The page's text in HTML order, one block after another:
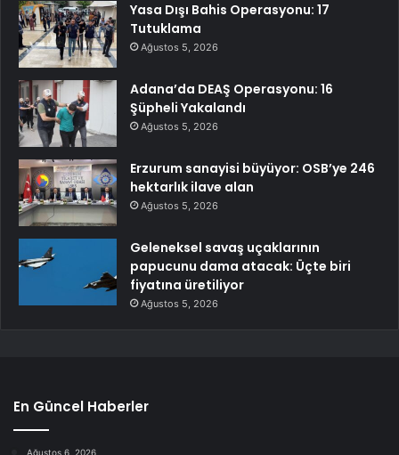
Yasa Dışı Bahis Operasyonu: 17
Tutuklama
Ağustos 5, 2026
Adana’da DEAŞ Operasyonu: 16
Şüpheli Yakalandı
Ağustos 5, 2026
Erzurum sanayisi büyüyor: OSB’ye 246
hektarlık ilave alan
Ağustos 5, 2026
Geleneksel savaş uçaklarının
papucunu dama atacak: Üçte biri
fiyatına üretiliyor
Ağustos 5, 2026
En Güncel Haberler
Ağustos 6, 2026